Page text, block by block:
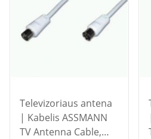
Televizoriaus antena
| Kabelis ASSMANN
TV Antenna Cable,